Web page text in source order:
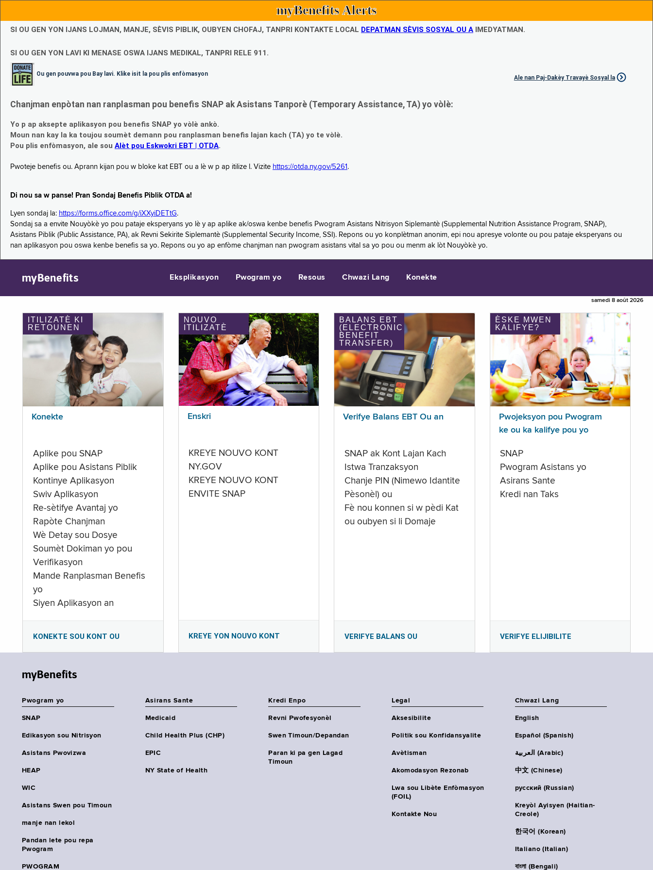
myBenefits Alerts
SI OU GEN YON IJANS LOJMAN, MANJE, SÈVIS PIBLIK, OUBYEN CHOFAJ, TANPRI KONTAKTE LOCAL DEPATMAN SÈVIS SOSYAL OU A IMEDYATMAN.
SI OU GEN YON LAVI KI MENASE OSWA IJANS MEDIKAL, TANPRI RELE 911.
Ou gen pouvwa pou Bay lavi. Klike isit la pou plis enfòmasyon
Ale nan Paj-Dakèy Travayè Sosyal la
Chanjman enpòtan nan ranplasman pou benefis SNAP ak Asistans Tanporè (Temporary Assistance, TA) yo vòlè:
Yo p ap aksepte aplikasyon pou benefis SNAP yo vòlè ankò.
Moun nan kay la ka toujou soumèt demann pou ranplasman benefis lajan kach (TA) yo te vòlè.
Pou plis enfòmasyon, ale sou Alèt pou Eskwokri EBT | OTDA.
Pwoteje benefis ou. Aprann kijan pou w bloke kat EBT ou a lè w p ap itilize l. Vizite https://otda.ny.gov/5261 .
Di nou sa w panse! Pran Sondaj Benefis Piblik OTDA a!
Lyen sondaj la: https://forms.office.com/g/iXXyiDETtG.
Sondaj sa a envite Nouyòkè yo pou pataje eksperyans yo lè y ap aplike ak/oswa kenbe benefis Pwogram Asistans Nitrisyon Siplemantè (Supplemental Nutrition Assistance Program, SNAP),
Asistans Piblik (Public Assistance, PA), ak Revni Sekirite Siplemantè (Supplemental Security Income, SSI). Repons ou yo konplètman anonim, epi nou apresye volonte ou pou pataje eksperyans ou
nan aplikasyon pou oswa kenbe benefis sa yo. Repons ou yo ap enfòme chanjman nan pwogram asistans vital sa yo pou ou menm ak lòt Nouyòkè yo.
myBenefits Eksplikasyon Pwogram yo Resous Chwazi Lang Konekte
samedi 8 août 2026
ITILIZATÈ KI
RETOUNEN
Konekte
Aplike pou SNAP
Aplike pou Asistans Piblik
Kontinye Aplikasyon
Swiv Aplikasyon
Re-sètifye Avantaj yo
Rapòte Chanjman
Wè Detay sou Dosye
Soumèt Dokiman yo pou
Verifikasyon
Mande Ranplasman Benefis
yo
Siyen Aplikasyon an
KONEKTE SOU KONT OU
NOUVO
ITILIZATÈ
Enskri
KREYE NOUVO KONT
NY.GOV
KREYE NOUVO KONT
ENVITE SNAP
KREYE YON NOUVO KONT
BALANS EBT
(ELECTRONIC
BENEFIT
TRANSFER)
Verifye Balans EBT Ou an
SNAP ak Kont Lajan Kach
Istwa Tranzaksyon
Chanje PIN (Nimewo Idantite
Pèsonèl) ou
Fè nou konnen si w pèdi Kat
ou oubyen si li Domaje
VERIFYE BALANS OU
ÈSKE MWEN
KALIFYE?
Pwojeksyon pou Pwogram
ke ou ka kalifye pou yo
SNAP
Pwogram Asistans yo
Asirans Sante
Kredi nan Taks
VERIFYE ELIJIBILITE
myBenefits
Pwogram yo
SNAP
Edikasyon sou Nitrisyon
Asistans Pwovizwa
HEAP
WIC
Asistans Swen pou Timoun
manje nan lekol
Pandan lete pou repa
Pwogram
PWOGRAM
Asirans Sante
Medicaid
Child Health Plus (CHP)
EPIC
NY State of Health
Kredi Enpo
Revni Pwofesyonèl
Swen Timoun/Depandan
Paran ki pa gen Lagad
Timoun
Legal
Aksesibilite
Politik sou Konfidansyalite
Avètisman
Akomodasyon Rezonab
Lwa sou Libète Enfòmasyon
(FOIL)
Kontakte Nou
Chwazi Lang
English
Español (Spanish)
العربية (Arabic)
中文 (Chinese)
русский (Russian)
Kreyòl Ayisyen (Haitian-
Creole)
한국어 (Korean)
Italiano (Italian)
বাংলা (Bengali)